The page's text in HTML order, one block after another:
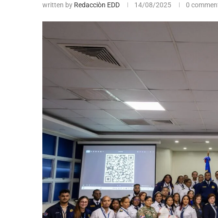
written by Redacciòn EDD 14/08/2025 0